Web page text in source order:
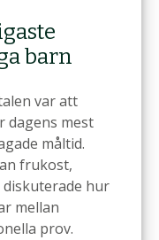
barn
var att
dagens mest
måltid.
frukost,
hur
mellan
prov.